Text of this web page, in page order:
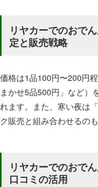
リヤカーでのおで
定と販売戦略
価格は1品100円〜200円
まかせ5品500円」など）
れます。また、寒い夜は
ク販売と組み合わせるの
リヤカーでのおで
口コミの活用